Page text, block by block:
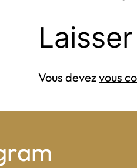
Vous devezvous